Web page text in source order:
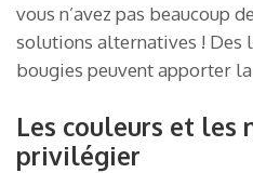
vous n’avez pas beaucoup
solutions alternatives ! Des
bougies peuvent apporter
Les couleurs et les
privilégier